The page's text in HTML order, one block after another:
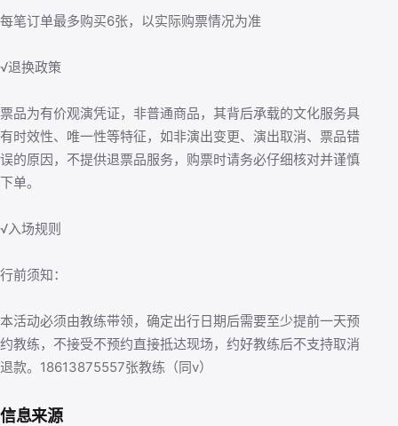
每笔订单最多购买6张，以实际购票情况为准
√退换政策
票品为有价观演凭证，非普通商品，其背后承载的文化服务具
有时效性、唯一性等特征，如非演出变更、演出取消、票品错
误的原因，不提供退票品服务，购票时请务必仔细核对并谨慎
下单。
√入场规则
行前须知：
本活动必须由教练带领，确定出行日期后需要至少提前一天预
约教练，不接受不预约直接抵达现场，约好教练后不支持取消
退款。18613875557张教练（同v）
信息来源